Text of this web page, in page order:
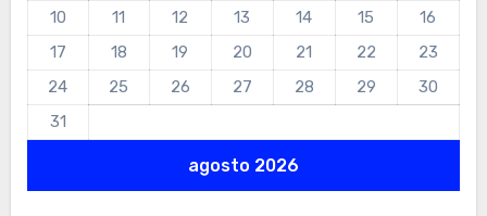
agosto 2026
10
11 12 13 14 15
16
17
18 19 20 21 22
23
24
25 26 27 28 29
30
31